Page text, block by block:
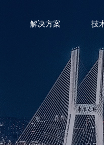
解决方案 技